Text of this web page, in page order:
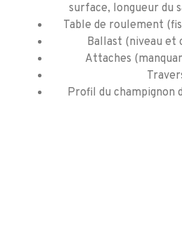
surface, longueur du
Table de roulement
Ballast (niveau et
Attaches
Profil du champignon